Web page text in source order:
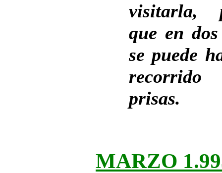
visitarla,
que en
se puede
prisas.
MARZO